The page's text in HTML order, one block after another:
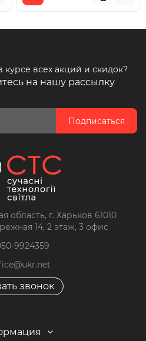
курсе всех акций и скидок?
на нашу рассылку
Подписаться
область, г. Харьков 61010
14, 2 этаж, 3 офис
9924359
звонок